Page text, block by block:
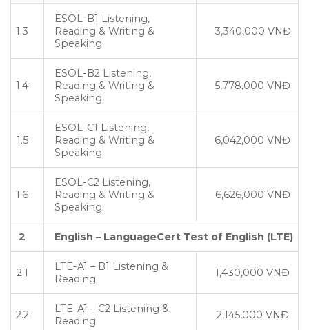
1.3
ESOL-B1 Listening,
Reading & Writing &
Speaking
3,340,000 VNĐ
1.4
ESOL-B2 Listening,
Reading & Writing &
Speaking
5,778,000 VNĐ
1.5
ESOL-C1 Listening,
Reading & Writing &
Speaking
6,042,000 VNĐ
1.6
ESOL-C2 Listening,
Reading & Writing &
Speaking
6,626,000 VNĐ
2 English – LanguageCert Test of English (LTE)
2.1
LTE-A1 – B1 Listening &
Reading
1,430,000 VNĐ
2.2
LTE-A1 – C2 Listening &
Reading
2,145,000 VNĐ